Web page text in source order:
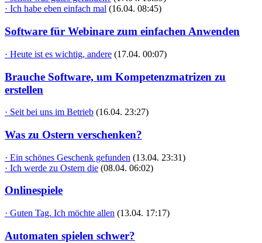
· Ich habe eben einfach mal (16.04. 08:45)
Software für Webinare zum einfachen Anwenden
· Heute ist es wichtig, andere (17.04. 00:07)
Brauche Software, um Kompetenzmatrizen zu
erstellen
· Seit bei uns im Betrieb (16.04. 23:27)
Was zu Ostern verschenken?
· Ein schönes Geschenk gefunden (13.04. 23:31)
· Ich werde zu Ostern die (08.04. 06:02)
Onlinespiele
· Guten Tag. Ich möchte allen (13.04. 17:17)
Automaten spielen schwer?